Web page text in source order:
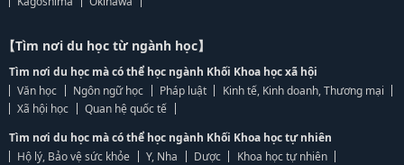
【Tìm nơi du học từ ngành học】
Tìm nơi du học mà có thể học ngành Khối Khoa học xã hội
Văn học
Ngôn ngữ học Pháp luật
Kinh tế, Kinh doanh, Thương mại
Xã hội học
Quan hệ quốc tế
Tìm nơi du học mà có thể học ngành Khối Khoa học tự nhiên
Hộ lý, Bảo vệ sức khỏe
Y, Nha Dược
Khoa học tự nhiên